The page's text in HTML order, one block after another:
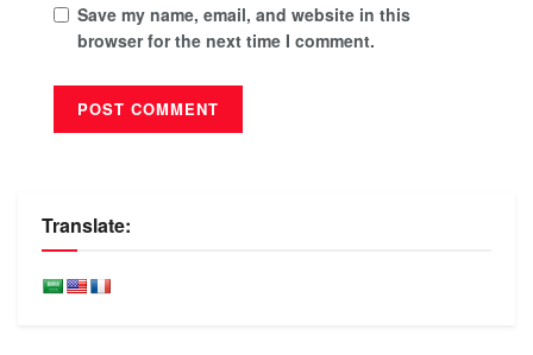
Save my name, email, and website in this
browser for the next time I comment.
Translate: